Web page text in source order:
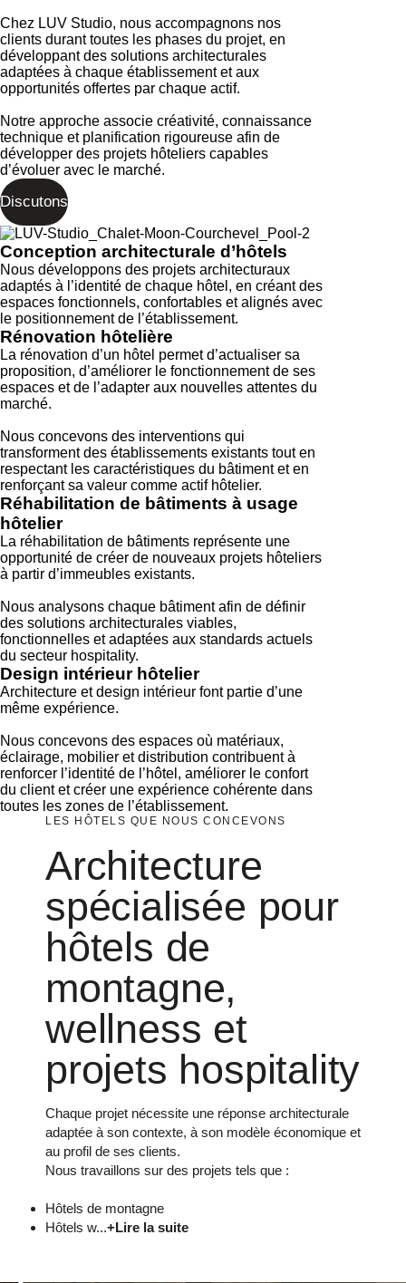
Chez LUV Studio, nous accompagnons nos
clients durant toutes les phases du projet, en
développant des solutions architecturales
adaptées à chaque établissement et aux
opportunités offertes par chaque actif.
Notre approche associe créativité, connaissance
technique et planification rigoureuse afin de
développer des projets hôteliers capables
d’évoluer avec le marché.
Discutons
Conception architecturale d’hôtels
Nous développons des projets architecturaux
adaptés à l’identité de chaque hôtel, en créant des
espaces fonctionnels, confortables et alignés avec
le positionnement de l’établissement.
Rénovation hôtelière
La rénovation d’un hôtel permet d’actualiser sa
proposition, d’améliorer le fonctionnement de ses
espaces et de l’adapter aux nouvelles attentes du
marché.
Nous concevons des interventions qui
transforment des établissements existants tout en
respectant les caractéristiques du bâtiment et en
renforçant sa valeur comme actif hôtelier.
Réhabilitation de bâtiments à usage
hôtelier
La réhabilitation de bâtiments représente une
opportunité de créer de nouveaux projets hôteliers
à partir d’immeubles existants.
Nous analysons chaque bâtiment afin de définir
des solutions architecturales viables,
fonctionnelles et adaptées aux standards actuels
du secteur hospitality.
Design intérieur hôtelier
Architecture et design intérieur font partie d’une
même expérience.
Nous concevons des espaces où matériaux,
éclairage, mobilier et distribution contribuent à
renforcer l’identité de l’hôtel, améliorer le confort
du client et créer une expérience cohérente dans
toutes les zones de l’établissement.
LES HÔTELS QUE NOUS CONCEVONS
Architecture
spécialisée pour
hôtels de
montagne,
wellness et
projets hospitality
Chaque projet nécessite une réponse architecturale
adaptée à son contexte, à son modèle économique et
au profil de ses clients.
Nous travaillons sur des projets tels que :
Hôtels de montagne
Hôtels w...+Lire la suite